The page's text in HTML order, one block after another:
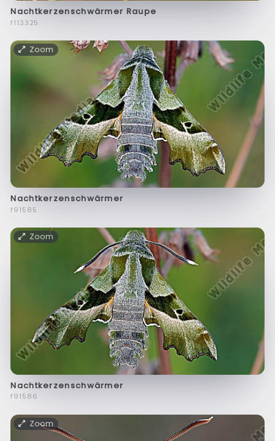
Nachtkerzenschwärmer Raupe
f113325
Zoom
Nachtkerzenschwärmer
f91585
Zoom
Nachtkerzenschwärmer
f91586
Zoom